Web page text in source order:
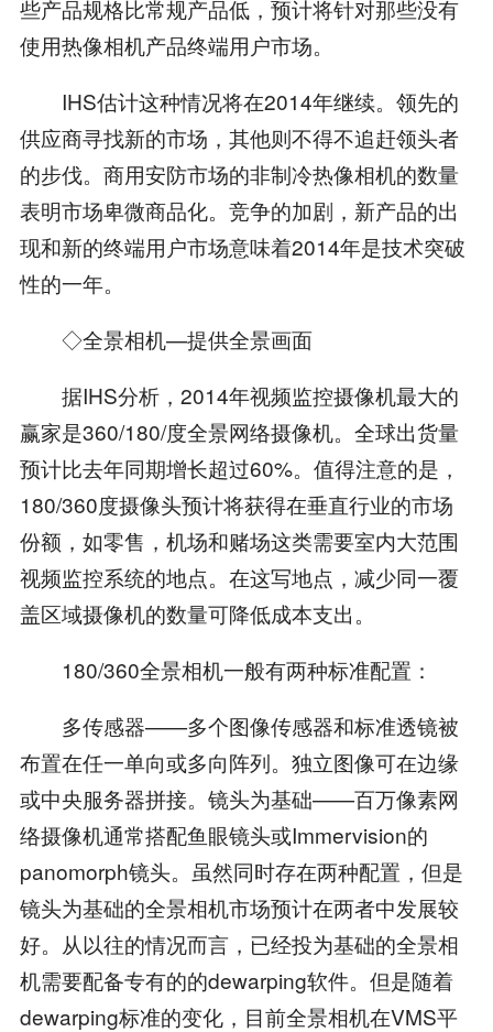
些产品规格比常规产品低，预计将针对那些没有
使用热像相机产品终端用户市场。
IHS估计这种情况将在2014年继续。领先的
供应商寻找新的市场，其他则不得不追赶领头者
的步伐。商用安防市场的非制冷热像相机的数量
表明市场卑微商品化。竞争的加剧，新产品的出
现和新的终端用户市场意味着2014年是技术突破
性的一年。
◇全景相机—提供全景画面
据IHS分析，2014年视频监控摄像机最大的
赢家是360/180/度全景网络摄像机。全球出货量
预计比去年同期增长超过60%。值得注意的是，
180/360度摄像头预计将获得在垂直行业的市场
份额，如零售，机场和赌场这类需要室内大范围
视频监控系统的地点。在这写地点，减少同一覆
盖区域摄像机的数量可降低成本支出。
180/360全景相机一般有两种标准配置：
多传感器——多个图像传感器和标准透镜被
布置在任一单向或多向阵列。独立图像可在边缘
或中央服务器拼接。镜头为基础——百万像素网
络摄像机通常搭配鱼眼镜头或Immervision的
panomorph镜头。虽然同时存在两种配置，但是
镜头为基础的全景相机市场预计在两者中发展较
好。从以往的情况而言，已经投为基础的全景相
机需要配备专有的的dewarping软件。但是随着
dewarping标准的变化，目前全景相机在VMS平